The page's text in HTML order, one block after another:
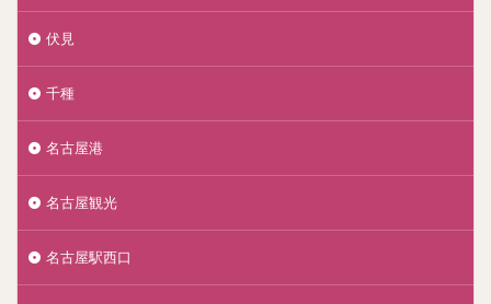
伏見
千種
名古屋港
名古屋観光
名古屋駅西口